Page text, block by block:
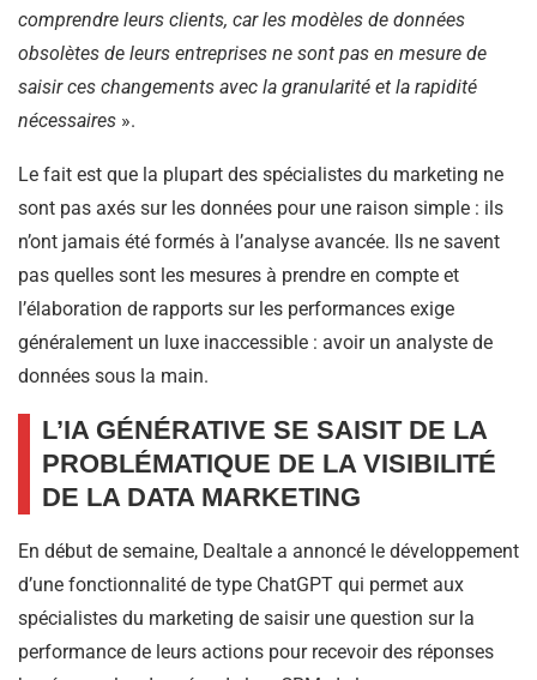
comprendre leurs clients, car les modèles de données
obsolètes de leurs entreprises ne sont pas en mesure de
saisir ces changements avec la granularité et la rapidité
nécessaires ».
Le fait est que la plupart des spécialistes du marketing ne
sont pas axés sur les données pour une raison simple : ils
n’ont jamais été formés à l’analyse avancée. Ils ne savent
pas quelles sont les mesures à prendre en compte et
l’élaboration de rapports sur les performances exige
généralement un luxe inaccessible : avoir un analyste de
données sous la main.
L’IA GÉNÉRATIVE SE SAISIT DE LA
PROBLÉMATIQUE DE LA VISIBILITÉ
DE LA DATA MARKETING
En début de semaine, Dealtale a annoncé le développement
d’une fonctionnalité de type ChatGPT qui permet aux
spécialistes du marketing de saisir une question sur la
performance de leurs actions pour recevoir des réponses